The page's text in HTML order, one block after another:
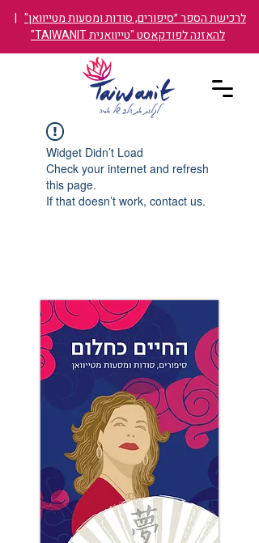
לרכישת הספר ״סיפורים, סודות ומסעות מטייוואן" |
להאזנה לפודקאסט "טייוואנית TAIWANIT"
Widget Didn’t Load
Check your internet and refresh
this page.
If that doesn’t work, contact us.